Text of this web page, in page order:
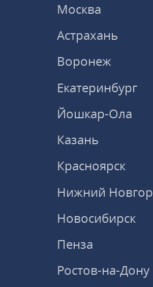
Москва
Астрахань
Воронеж
Екатеринбург
Йошкар-Ола
Казань
Красноярск
Нижний
Новосибирск
Пенза
Ростов-на-Дону